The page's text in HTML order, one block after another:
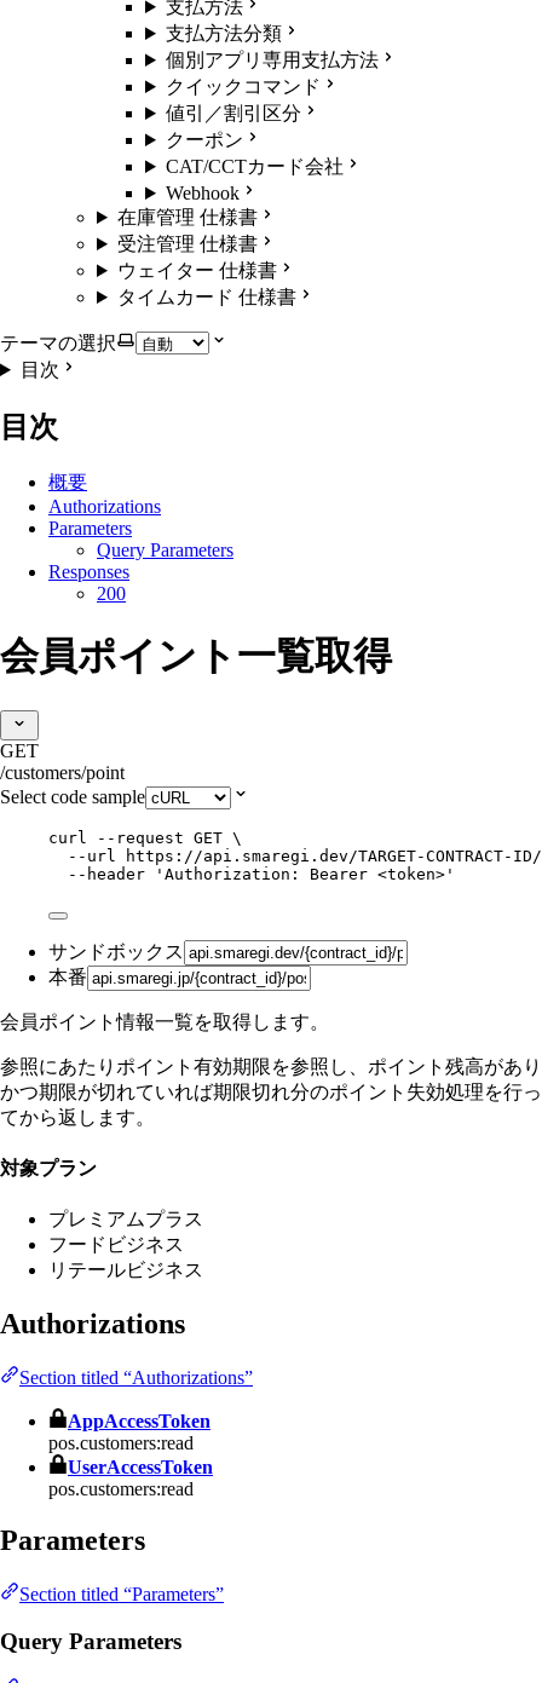
支払方法
支払方法分類
個別アプリ専用支払方法
クイックコマンド
値引／割引区分
クーポン
CAT/CCTカード会社
Webhook
在庫管理 仕様書
受注管理 仕様書
ウェイター 仕様書
タイムカード 仕様書
テーマの選択
目次
目次
概要
Authorizations
Parameters
Query Parameters
Responses
200
会員ポイント一覧取得
GET
/customers/point
Select code sample
curl --request GET \
--url
https://api.smaregi.dev/TARGET-CONTRACT-
--header
' Authorization: Bearer <token> '
サンドボックス
本番
会員ポイント情報一覧を取得します。
参照にあたりポイント有効期限を参照し、ポイント残高があり
かつ期限が切れていれば期限切れ分のポイント失効処理を行っ
てから返します。
対象プラン
プレミアムプラス
フードビジネス
リテールビジネス
Authorizations
Section titled “Authorizations”
AppAccessToken
pos.customers:read
UserAccessToken
pos.customers:read
Parameters
Section titled “Parameters”
Query Parameters